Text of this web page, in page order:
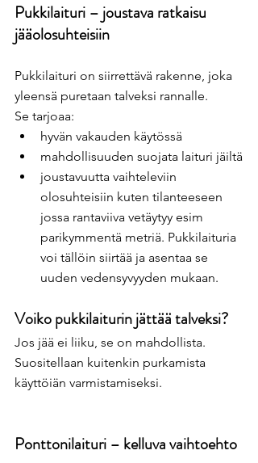
Pukkilaituri – joustava ratkaisu
jääolosuhteisiin
Pukkilaituri on siirrettävä rakenne, joka
yleensä puretaan talveksi rannalle.
Se tarjoaa:
hyvän vakauden käytössä
mahdollisuuden suojata laituri jäiltä
joustavuutta vaihteleviin
olosuhteisiin kuten tilanteeseen
jossa rantaviiva vetäytyy esim
parikymmentä metriä. Pukkilaituria
voi tällöin siirtää ja asentaa se
uuden vedensyvyyden mukaan.
Voiko pukkilaiturin jättää talveksi?
Jos jää ei liiku, se on mahdollista.
Suositellaan kuitenkin purkamista
käyttöiän varmistamiseksi.
Ponttonilaituri – kelluva vaihtoehto